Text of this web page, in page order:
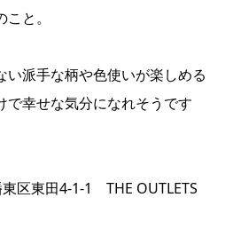
と。
い派手な柄や色使いが楽しめる
で幸せな気分になれそうです
区東田4-1-1 THE OUTLETS